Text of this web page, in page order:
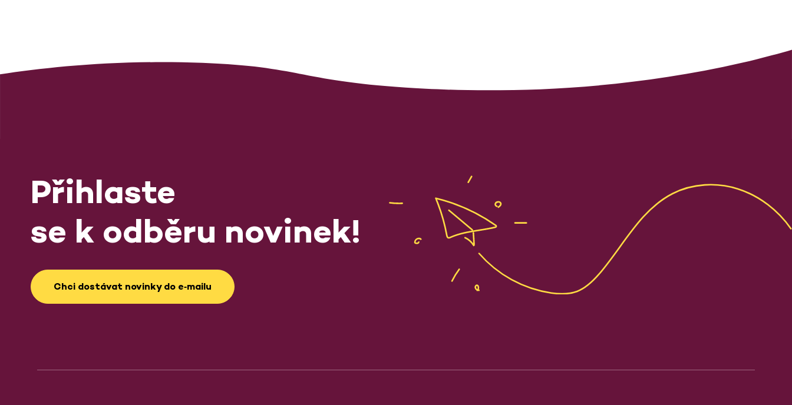
Přihlaste
se k odběru novinek!
Chci dostávat novinky do e‑mailu